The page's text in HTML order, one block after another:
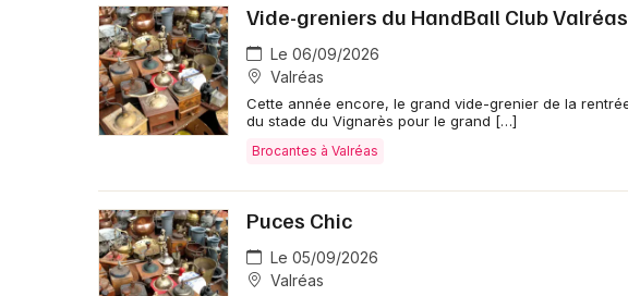
Vide-greniers du HandBall Club
Le 06/09/2026
Valréas
Cette année encore, le grand vide-grenier de la
du stade du Vignarès pour le grand […]
Brocantes à Valréas
Puces Chic
Le 05/09/2026
Valréas